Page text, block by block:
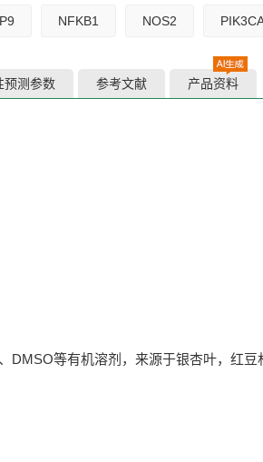
NFKB1 NOS2
预测参数 参考文献 产品资料
等有机溶剂，来源于银杏叶，红豆